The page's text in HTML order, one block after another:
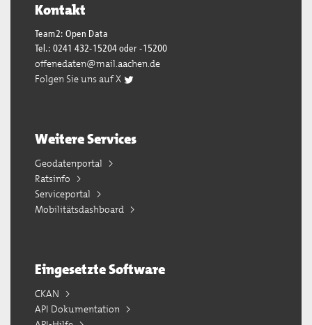
Kontakt
Team2: Open Data
Tel.: 0241 432-15204 oder -15200
offenedaten@mail.aachen.de
Folgen Sie uns auf X
Weitere Services
Geodatenportal
Ratsinfo
Serviceportal
Mobilitätsdashboard
Eingesetzte Software
CKAN
API Dokumentation